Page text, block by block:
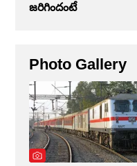
జరిగిందంటే
Photo Gallery